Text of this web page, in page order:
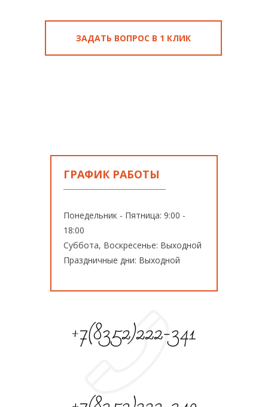
ЗАДАТЬ ВОПРОС В 1 КЛИК
ГРАФИК РАБОТЫ
Понедельник - Пятница: 9:00 -
18:00
Суббота, Воскресенье: Выходной
Праздничные дни: Выходной
+7(8352)222-341